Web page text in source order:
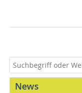
News